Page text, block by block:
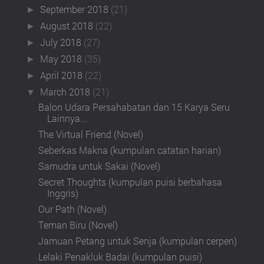
► September 2018 (21)
►August 2018 (22)
►July 2018 (27)
► May 2018 (35)
►April 2018 (22)
▼ March 2018 (21)
Balon Udara Persahabatan dan 15 Karya Seru
Lainnya...
The Virtual Friend (Novel)
Seberkas Makna (kumpulan catatan harian)
Samudra untuk Sakai (Novel)
Secret Thoughts (kumpulan puisi berbahasa
Inggris)
Our Path (Novel)
Teman Biru (Novel)
Jamuan Petang untuk Senja (kumpulan cerpen)
Lelaki Penakluk Badai (kumpulan puisi)